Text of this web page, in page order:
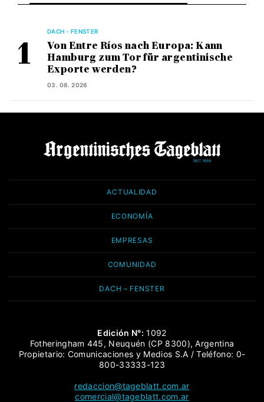
DACH - FENSTER
Von Entre Ríos nach Europa: Kann
Hamburg zum Tor für argentinische
Exporte werden?
03. 08. 2026
ACTUALIDAD
ECONOMÍA
EMPRESAS
COMUNIDAD
DACH – FENSTER
Edición N°: 1092
Fotheringham 445, Neuquén (CP 8300), Argentina
Propietario: Comunicaciones y Medios S.A / Teléfono: 0-
800-33333-123
redaccion@tageblatt.com.ar
comercial@tageblatt.com.ar